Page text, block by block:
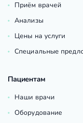
Приём врачей
Анализы
Цены на услуги
Специальные
Пациентам
Наши врачи
Оборудование